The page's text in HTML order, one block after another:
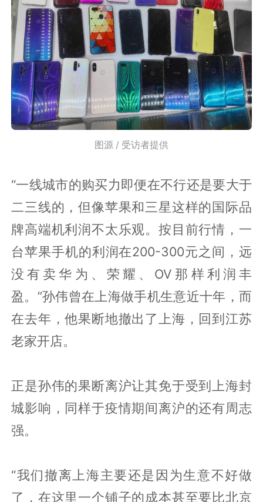
图源 / 受访者提供
“一线城市的购买力即便在不行还是要大于
二三线的，但像苹果和三星这样的国际品
牌高端机利润不太乐观。按目前行情，一
台苹果手机的利润在200-300元之间，远
没有卖华为、荣耀、OV那样利润丰
盈。”孙伟曾在上海做手机生意近十年，而
在去年，他果断地撤出了上海，回到江苏
老家开店。
正是孙伟的果断离沪让其免于受到上海封
城影响，同样于疫情期间离沪的还有周志
强。
“我们撤离上海主要还是因为生意不好做
了，在这里一个铺子的成本甚至要比北京